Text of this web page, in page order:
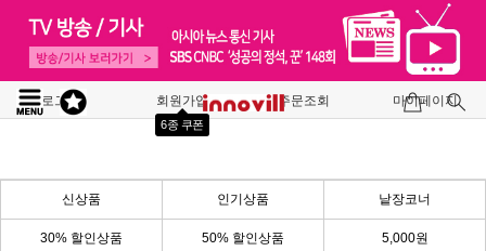
로그인 회원가입
6종 쿠폰
주문조회 마이페이지
신상품 인기상품 낱장코너
30% 할인상품 50% 할인상품 5,000원